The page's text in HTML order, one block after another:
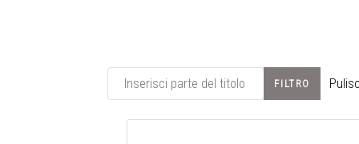
Inserisci parte del titolo FILTRO